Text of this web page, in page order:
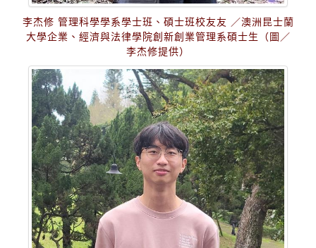
李杰修 管理科學學系學士班、碩士班校友友 ／澳洲昆士蘭
大學企業、經濟與法律學院創新創業管理系碩士生（圖／
李杰修提供）